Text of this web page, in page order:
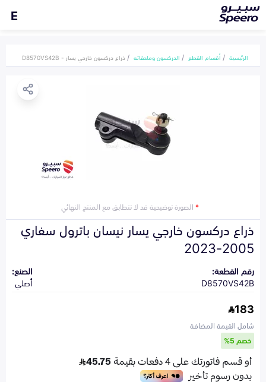
E
الرئيسية أقسام القطع الدركسون وملحقاته ذراع دركسون خارجي يسار - D8570VS42B
*الصورة توضيحية قد لا تتطابق مع المنتج النهائي
ذراع دركسون خارجي يسار نيسان باترول سفاري
2005-2023
رقم القطعة:
D8570VS42B
الصنع:
أصلي
183
شامل القيمة المضافة
خصم 5%